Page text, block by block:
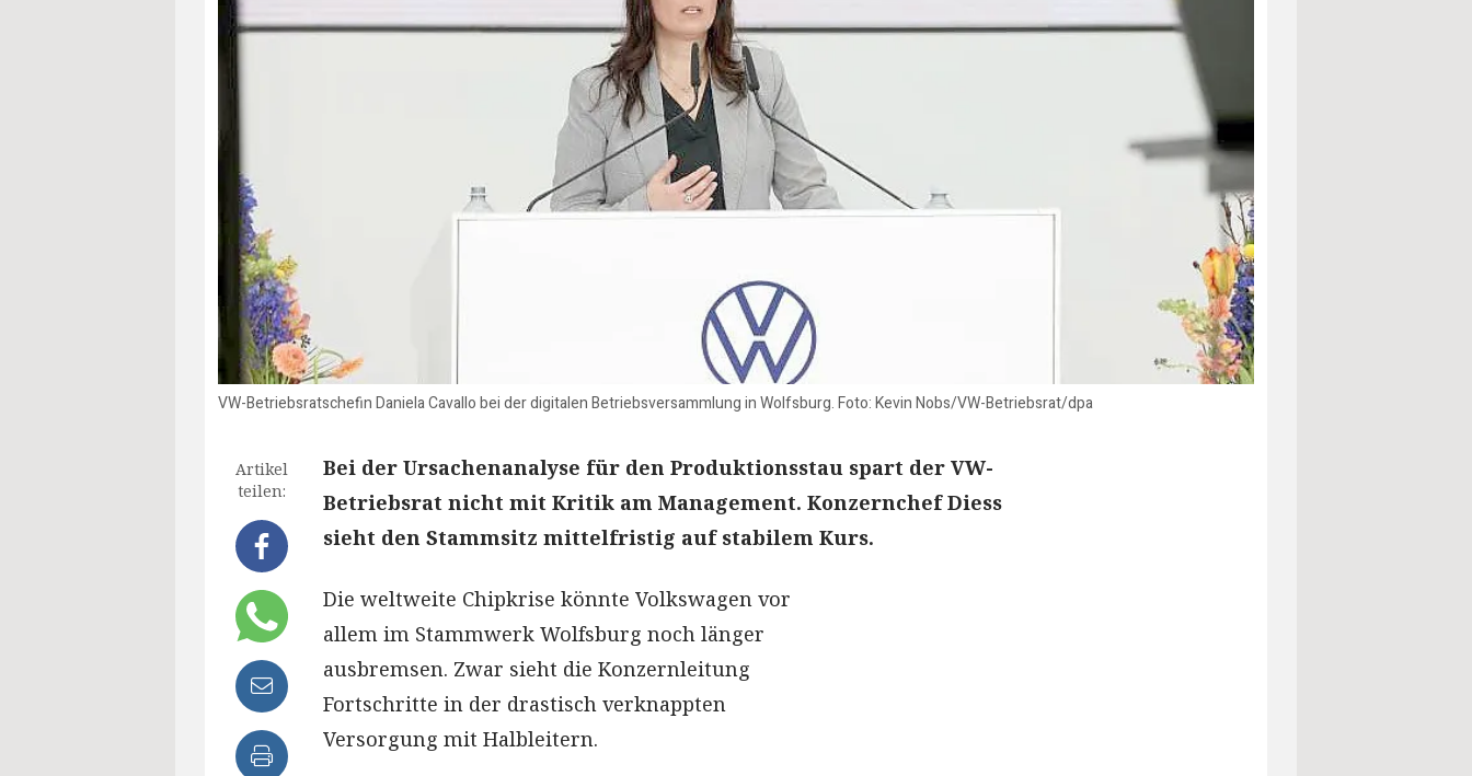
VW-Betriebsratschefin Daniela Cavallo bei der digitalen Betriebsversammlung in Wolfsburg. Foto: Kevin Nobs/VW-Betriebsrat/dpa
Artikel
teilen:
Bei der Ursachenanalyse für den Produktionsstau spart der VW-
Betriebsrat nicht mit Kritik am Management. Konzernchef Diess
sieht den Stammsitz mittelfristig auf stabilem Kurs.
Die weltweite Chipkrise könnte Volkswagen vor
allem im Stammwerk Wolfsburg noch länger
ausbremsen. Zwar sieht die Konzernleitung
Fortschritte in der drastisch verknappten
Versorgung mit Halbleitern.